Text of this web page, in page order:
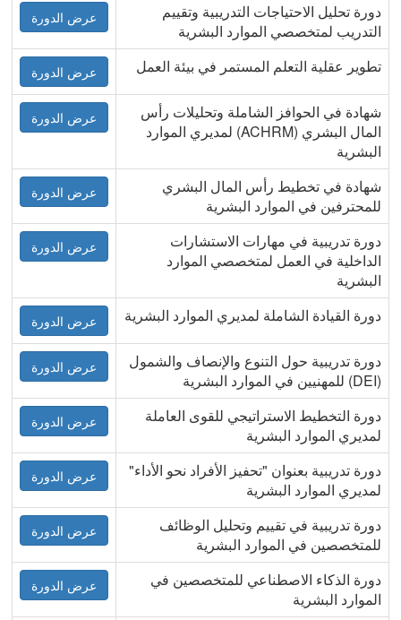
دورة تحليل الاحتياجات التدريبية وتقييم
التدريب لمتخصصي الموارد البشرية
عرض الدورة
تطوير عقلية التعلم المستمر في بيئة العمل عرض الدورة
شهادة في الحوافز الشاملة وتحليلات رأس
المال البشري (ACHRM) لمديري الموارد
البشرية
عرض الدورة
شهادة في تخطيط رأس المال البشري
للمحترفين في الموارد البشرية
عرض الدورة
دورة تدريبية في مهارات الاستشارات
الداخلية في العمل لمتخصصي الموارد
البشرية
عرض الدورة
دورة القيادة الشاملة لمديري الموارد البشرية عرض الدورة
دورة تدريبية حول التنوع والإنصاف والشمول
(DEI) للمهنيين في الموارد البشرية
عرض الدورة
دورة التخطيط الاستراتيجي للقوى العاملة
لمديري الموارد البشرية
عرض الدورة
دورة تدريبية بعنوان "تحفيز الأفراد نحو الأداء"
لمديري الموارد البشرية
عرض الدورة
دورة تدريبية في تقييم وتحليل الوظائف
للمتخصصين في الموارد البشرية
عرض الدورة
دورة الذكاء الاصطناعي للمتخصصين في
الموارد البشرية
عرض الدورة